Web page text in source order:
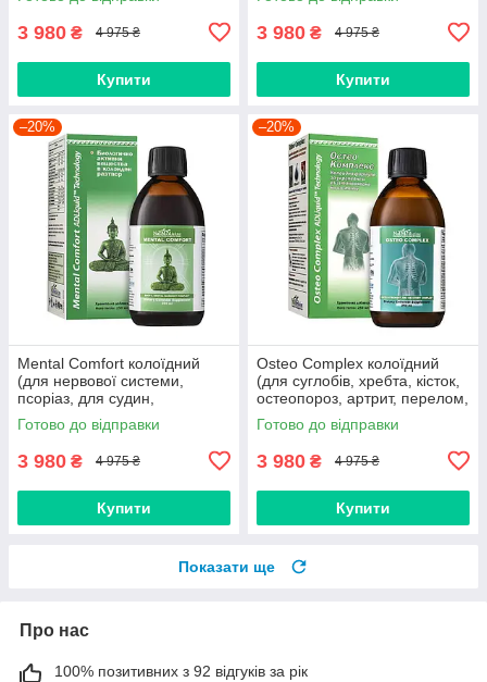
аритмія, тромби)
3 980 ₴ 4 975 ₴
Купити
розумове навантаження)
3 980 ₴ 4 975 ₴
Купити
–20%
Mental Comfort колоїдний
(для нервової системи,
псоріаз, для судин,
заспокійливе, безсоння,
стрес, неврози, дистонія,
Готово до відправки
3 980 ₴ 4 975 ₴
Купити
–20%
Osteo Complex колоїдний
(для суглобів, хребта, кісток,
остеопороз, артрит, перелом,
остеоартроз, артроз, мієліт,
остеохондроз)
Готово до відправки
3 980 ₴ 4 975 ₴
Купити
Показати ще
Про нас
100% позитивних з 92 відгуків за рік